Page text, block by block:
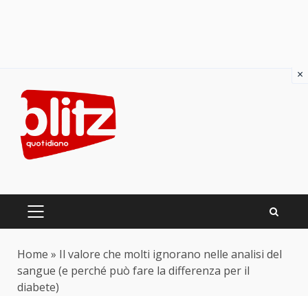
content
PRIMARY
Home » Il valore che molti ignorano nelle analisi del
sangue (e perché può fare la differenza per il
diabete)
×